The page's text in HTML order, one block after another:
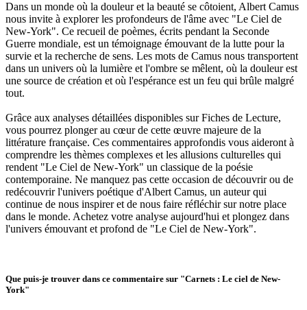
Dans un monde où la douleur et la beauté se côtoient, Albert Camus
nous invite à explorer les profondeurs de l'âme avec "Le Ciel de
New-York". Ce recueil de poèmes, écrits pendant la Seconde
Guerre mondiale, est un témoignage émouvant de la lutte pour la
survie et la recherche de sens. Les mots de Camus nous transportent
dans un univers où la lumière et l'ombre se mêlent, où la douleur est
une source de création et où l'espérance est un feu qui brûle malgré
tout.
Grâce aux analyses détaillées disponibles sur Fiches de Lecture,
vous pourrez plonger au cœur de cette œuvre majeure de la
littérature française. Ces commentaires approfondis vous aideront à
comprendre les thèmes complexes et les allusions culturelles qui
rendent "Le Ciel de New-York" un classique de la poésie
contemporaine. Ne manquez pas cette occasion de découvrir ou de
redécouvrir l'univers poétique d'Albert Camus, un auteur qui
continue de nous inspirer et de nous faire réfléchir sur notre place
dans le monde. Achetez votre analyse aujourd'hui et plongez dans
l'univers émouvant et profond de "Le Ciel de New-York".
Que puis-je trouver dans ce commentaire sur "Carnets : Le ciel de New-
York"